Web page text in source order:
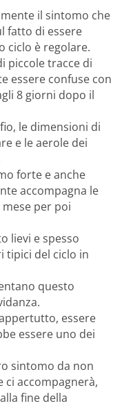
il sintomo che
fatto di essere
ciclo è regolare.
piccole tracce di
essere confuse con
8 giorni dopo il
le dimensioni di
e le aerole dei
forte e anche
accompagna le
per poi
lievi e spesso
tipici del ciclo in
questo
essere
essere uno dei
sintomo da non
ci accompagnerà,
fine della